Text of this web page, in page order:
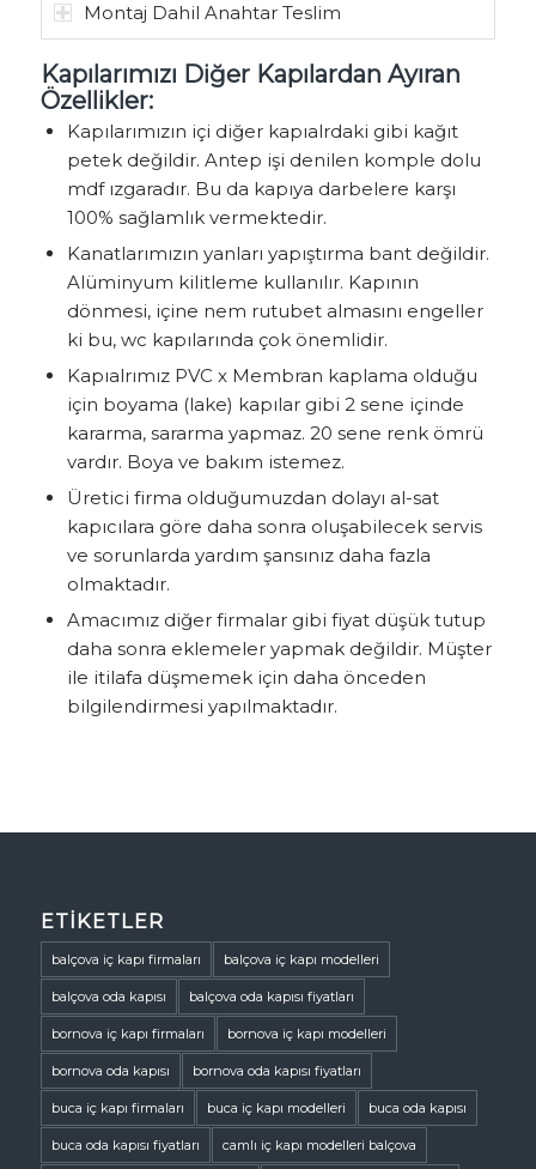
Montaj Dahil Anahtar Teslim
Kapılarımızı Diğer Kapılardan Ayıran
Özellikler:
Kapılarımızın içi diğer kapıalrdaki gibi kağıt
petek değildir. Antep işi denilen komple dolu
mdf ızgaradır. Bu da kapıya darbelere karşı
100% sağlamlık vermektedir.
Kanatlarımızın yanları yapıştırma bant değildir.
Alüminyum kilitleme kullanılır. Kapının
dönmesi, içine nem rutubet almasını engeller
ki bu, wc kapılarında çok önemlidir.
Kapıalrımız PVC x Membran kaplama olduğu
için boyama (lake) kapılar gibi 2 sene içinde
kararma, sararma yapmaz. 20 sene renk ömrü
vardır. Boya ve bakım istemez.
Üretici firma olduğumuzdan dolayı al-sat
kapıcılara göre daha sonra oluşabilecek servis
ve sorunlarda yardım şansınız daha fazla
olmaktadır.
Amacımız diğer firmalar gibi fiyat düşük tutup
daha sonra eklemeler yapmak değildir. Müşter
ile itilafa düşmemek için daha önceden
bilgilendirmesi yapılmaktadır.
ETIKETLER
balçova iç kapı firmaları balçova iç kapı modelleri
balçova oda kapısı balçova oda kapısı fiyatları
bornova iç kapı firmaları bornova iç kapı modelleri
bornova oda kapısı bornova oda kapısı fiyatları
buca iç kapı firmaları buca iç kapı modelleri buca oda kapısı
buca oda kapısı fiyatları camlı iç kapı modelleri balçova